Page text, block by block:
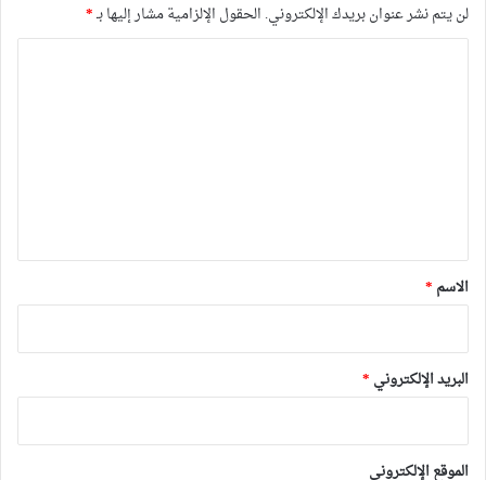
لن يتم نشر عنوان بريدك الإلكتروني. الحقول الإلزامية مشار إليها بـ*
*
الاسم *
البريد الإلكتروني *
الموقع الإلكتروني